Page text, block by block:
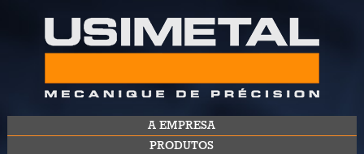
A EMPRESA
PRODUTOS